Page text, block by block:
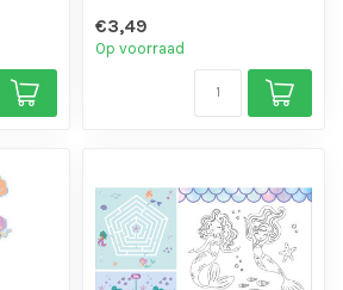
€3,49
Op voorraad